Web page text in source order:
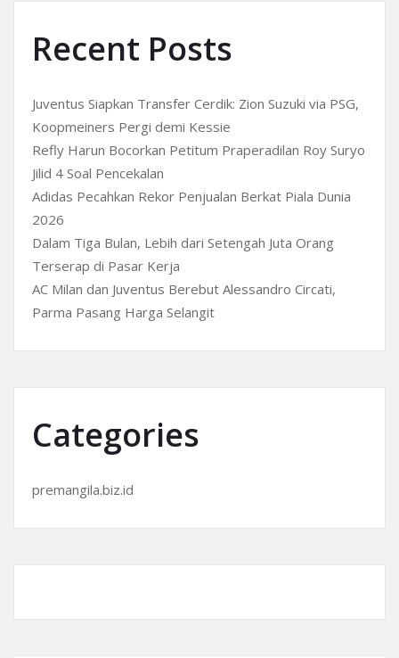
Recent Posts
Juventus Siapkan Transfer Cerdik: Zion Suzuki via PSG,
Koopmeiners Pergi demi Kessie
Refly Harun Bocorkan Petitum Praperadilan Roy Suryo
Jilid 4 Soal Pencekalan
Adidas Pecahkan Rekor Penjualan Berkat Piala Dunia
2026
Dalam Tiga Bulan, Lebih dari Setengah Juta Orang
Terserap di Pasar Kerja
AC Milan dan Juventus Berebut Alessandro Circati,
Parma Pasang Harga Selangit
Categories
premangila.biz.id